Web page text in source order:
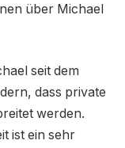
über Michael
seit dem
dass private
werden.
ist ein sehr